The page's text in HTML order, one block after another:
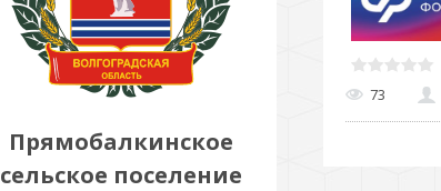
Прямобалкинское
сельское поселение
73